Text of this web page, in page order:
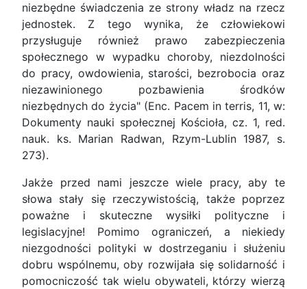
niezbędne świadczenia ze strony władz na rzecz
jednostek. Z tego wynika, że człowiekowi
przysługuje również prawo zabezpieczenia
społecznego w wypadku choroby, niezdolności
do pracy, owdowienia, starości, bezrobocia oraz
niezawinionego pozbawienia środków
niezbędnych do życia" (Enc. Pacem in terris, 11, w:
Dokumenty nauki społecznej Kościoła, cz. 1, red.
nauk. ks. Marian Radwan, Rzym-Lublin 1987, s.
273).
Jakże przed nami jeszcze wiele pracy, aby te
słowa stały się rzeczywistością, także poprzez
poważne i skuteczne wysiłki polityczne i
legislacyjne! Pomimo ograniczeń, a niekiedy
niezgodności polityki w dostrzeganiu i służeniu
dobru wspólnemu, oby rozwijała się solidarność i
pomocniczość tak wielu obywateli, którzy wierzą